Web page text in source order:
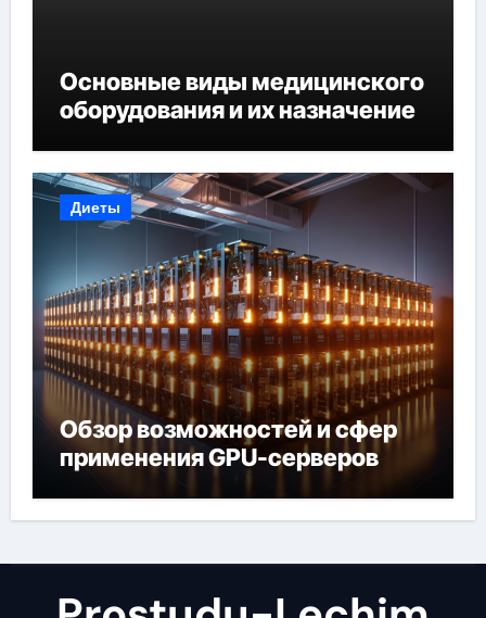
Основные виды медицинского
оборудования и их назначение
Диеты
Обзор возможностей и сфер
применения GPU-серверов